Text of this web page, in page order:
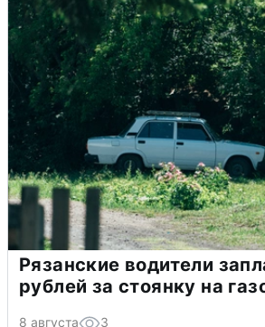
Рязанские водители
рублей за стоянку на
8 августа 3